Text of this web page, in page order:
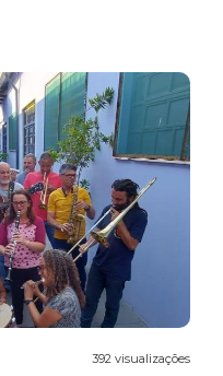
392 visualizações